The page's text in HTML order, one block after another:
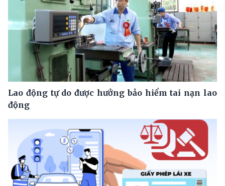
Lao động tự do được hưởng bảo hiểm tai nạn lao
động